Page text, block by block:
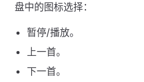
盘中的图标选择：
暂停/播放。
上一首。
下一首。